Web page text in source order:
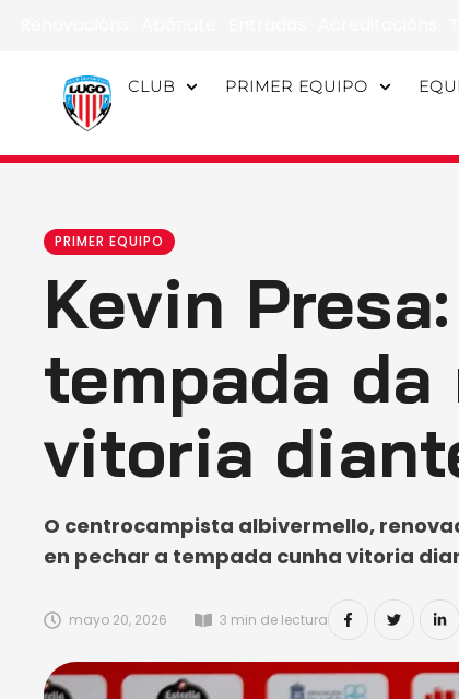
CLUB PRIMER EQUIPO
PRIMER EQUIPO
Kevin
tempada
vitoria
O centrocampista albivermello,
en pechar a tempada cunha vitoria
mayo 20, 2026 3 min de lectura